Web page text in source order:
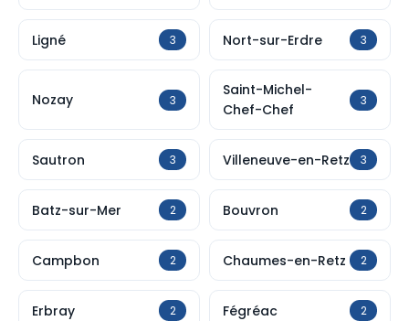
Ligné 3 Nort-sur-Erdre 3
Nozay 3
Saint-Michel-
Chef-Chef
3
Sautron 3 Villeneuve-en-Retz 3
Batz-sur-Mer 2 Bouvron 2
Campbon 2 Chaumes-en-Retz 2
Erbray 2 Fégréac 2